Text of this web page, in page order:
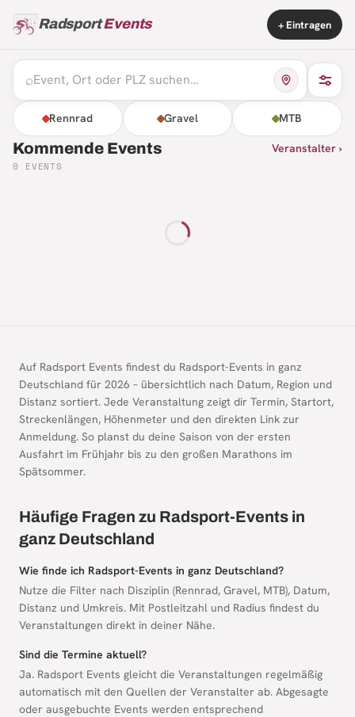
RadsportEvents + Eintragen
⌕
Rennrad Gravel MTB
Kommende Events Veranstalter ›
0 EVENTS
Auf Radsport Events findest du Radsport-Events in ganz
Deutschland für 2026 – übersichtlich nach Datum, Region und
Distanz sortiert. Jede Veranstaltung zeigt dir Termin, Startort,
Streckenlängen, Höhenmeter und den direkten Link zur
Anmeldung. So planst du deine Saison von der ersten
Ausfahrt im Frühjahr bis zu den großen Marathons im
Spätsommer.
Häufige Fragen zu Radsport-Events in
ganz Deutschland
Wie finde ich Radsport-Events in ganz Deutschland?
Nutze die Filter nach Disziplin (Rennrad, Gravel, MTB), Datum,
Distanz und Umkreis. Mit Postleitzahl und Radius findest du
Veranstaltungen direkt in deiner Nähe.
Sind die Termine aktuell?
Ja. Radsport Events gleicht die Veranstaltungen regelmäßig
automatisch mit den Quellen der Veranstalter ab. Abgesagte
oder ausgebuchte Events werden entsprechend